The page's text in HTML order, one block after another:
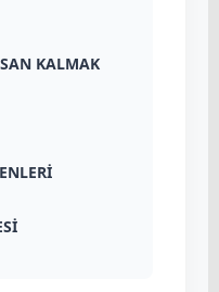
KALMAK